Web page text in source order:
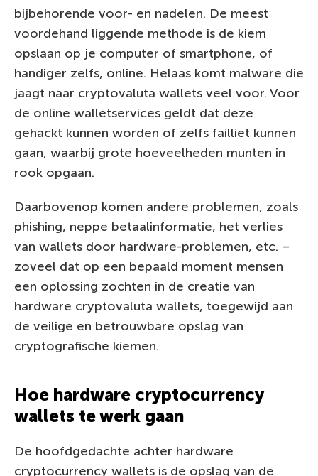
bijbehorende voor- en nadelen. De meest
voordehand liggende methode is de kiem
opslaan op je computer of smartphone, of
handiger zelfs, online. Helaas komt malware die
jaagt naar cryptovaluta wallets veel voor. Voor
de online walletservices geldt dat deze
gehackt kunnen worden of zelfs failliet kunnen
gaan, waarbij grote hoeveelheden munten in
rook opgaan.
Daarbovenop komen andere problemen, zoals
phishing, neppe betaalinformatie, het verlies
van wallets door hardware-problemen, etc. –
zoveel dat op een bepaald moment mensen
een oplossing zochten in de creatie van
hardware cryptovaluta wallets, toegewijd aan
de veilige en betrouwbare opslag van
cryptografische kiemen.
Hoe hardware cryptocurrency
wallets te werk gaan
De hoofdgedachte achter hardware
cryptocurrency wallets is de opslag van de